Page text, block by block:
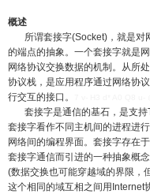
概述
所谓套接字(Socket)，就是对
的端点的抽象。一个套接字就是
网络协议交换数据的机制。从所
协议栈，是应用程序通过网络协
行交互的接口。
套接字是通信的基石，是支持
套接字看作不同主机间的进程进
网络间的编程界面。套接字存在
套接字通信而引进的一种抽象概
(数据交换也可能穿越域的界限，
这个相同的域互相之间用Internet